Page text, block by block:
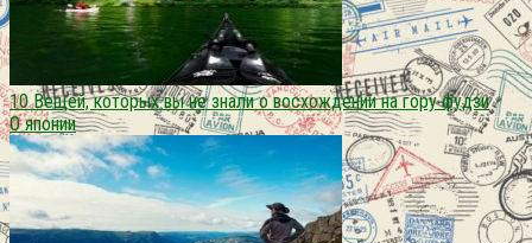
10 Вещей, которых вы не знали о восхождении на гору фудзи
О японии